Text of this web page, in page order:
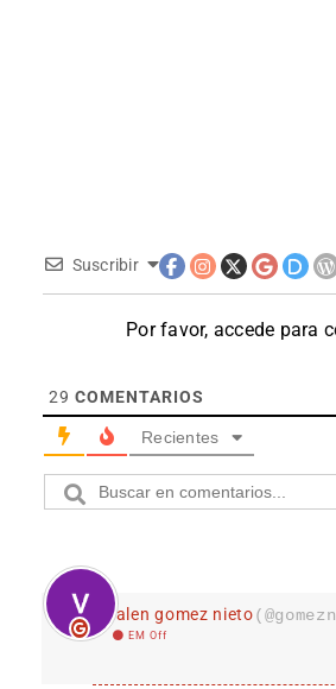
Suscribir
Por favor, accede para
29 COMENTARIOS
Recientes
valen gomez nieto
EM Off